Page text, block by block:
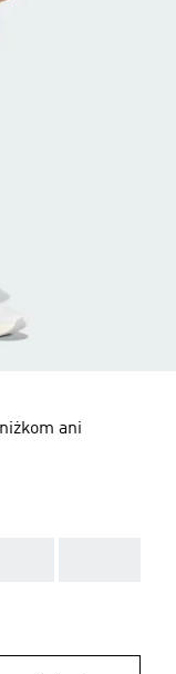
ani